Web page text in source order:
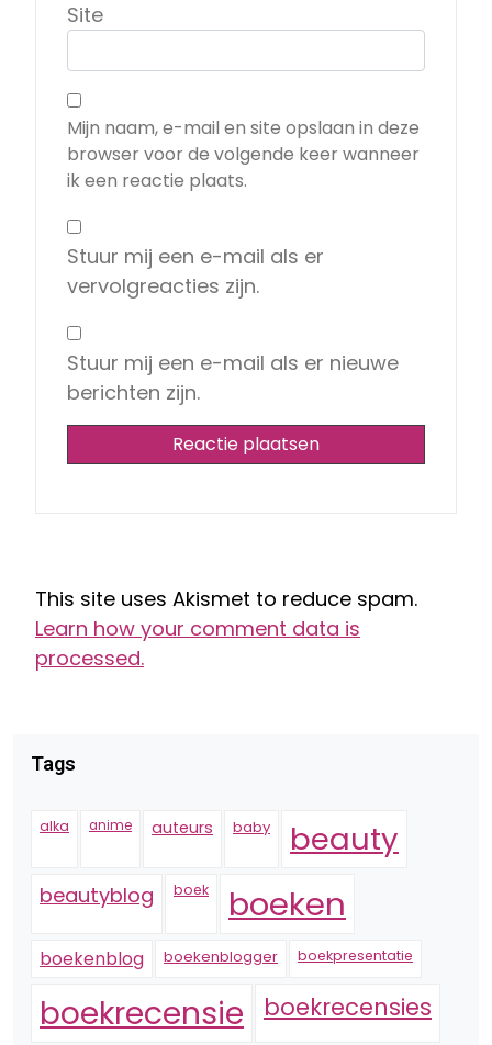
Site
Mijn naam, e-mail en site opslaan in deze
browser voor de volgende keer wanneer
ik een reactie plaats.
Stuur mij een e-mail als er
vervolgreacties zijn.
Stuur mij een e-mail als er nieuwe
berichten zijn.
This site uses Akismet to reduce spam.
Learn how your comment data is
processed.
Tags
alka anime auteurs baby beauty
beautyblog boek boeken
boekenblog boekenblogger boekpresentatie
boekrecensie boekrecensies